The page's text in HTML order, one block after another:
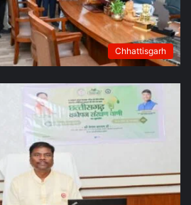
Chhattisgarh